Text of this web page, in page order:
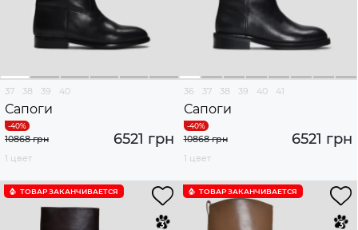
37 38 39 40
Сапоги
6521 грн
10868 грн
1 цвет
36 37 38 39 40 41
Сапоги
6521 грн
10868 грн
1 цвет
ТОВАР ЗАКАНЧИВАЕТСЯ ТОВАР ЗАКАНЧИВАЕТСЯ